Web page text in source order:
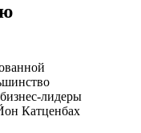
лидеры
Катценбах